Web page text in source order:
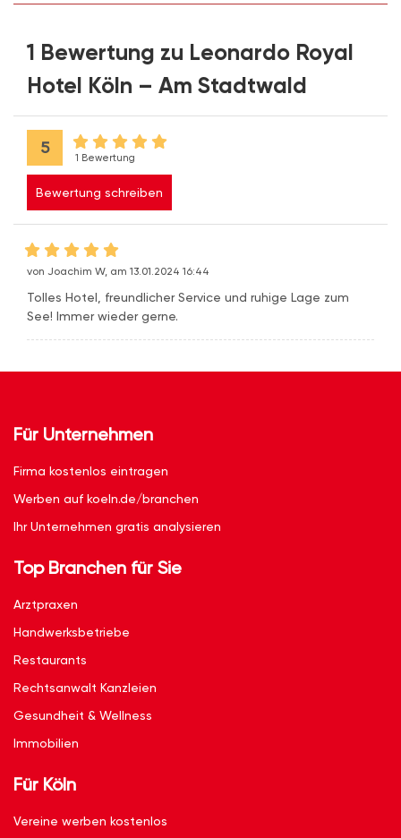
1 Bewertung zu Leonardo Royal
Hotel Köln – Am Stadtwald
5
1 Bewertung
Bewertung schreiben
von Joachim W, am 13.01.2024 16:44
Tolles Hotel, freundlicher Service und ruhige Lage zum
See! Immer wieder gerne.
Für Unternehmen
Firma kostenlos eintragen
Werben auf koeln.de/branchen
Ihr Unternehmen gratis analysieren
Top Branchen für Sie
Arztpraxen
Handwerksbetriebe
Restaurants
Rechtsanwalt Kanzleien
Gesundheit & Wellness
Immobilien
Für Köln
Vereine werben kostenlos